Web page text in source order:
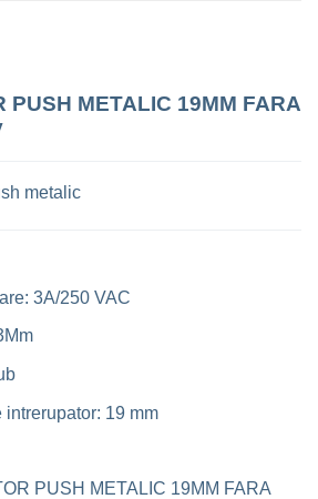
PUSH METALIC 19MM FARA
metalic
3A/250 VAC
intrerupator: 19 mm
PUSH METALIC 19MM FARA